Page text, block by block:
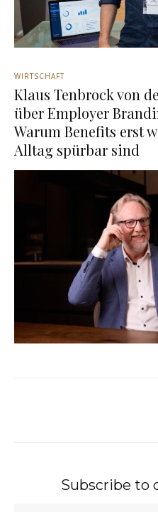
WIRTSCHAFT
Klaus Tenbrock von
über Employer
Warum Benefits erst
Alltag spürbar sind
Subscribe to